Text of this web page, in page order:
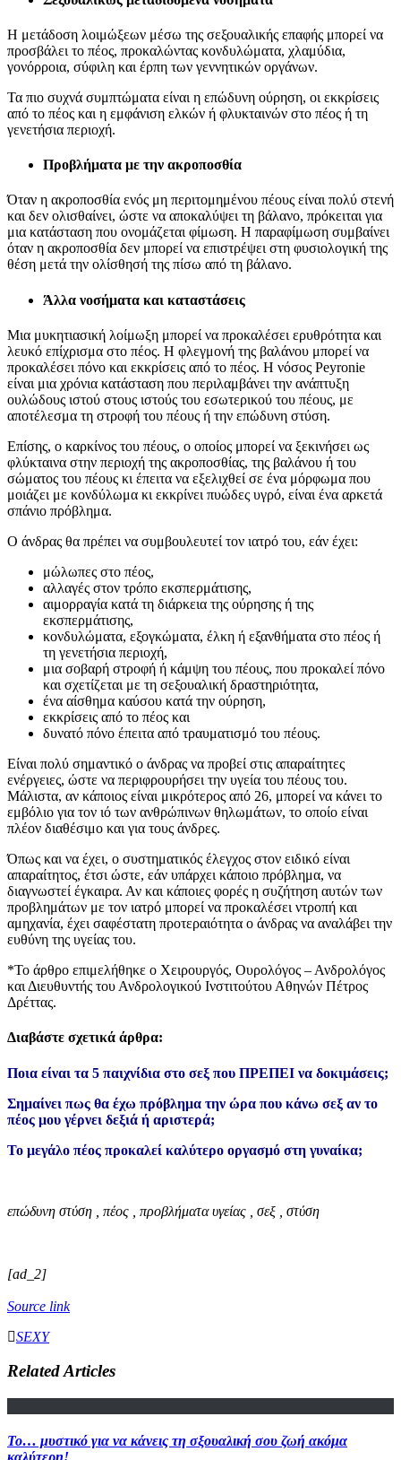
Η μετάδοση λοιμώξεων μέσω της σεξουαλικής επαφής μπορεί να
προσβάλει το πέος, προκαλώντας κονδυλώματα, χλαμύδια,
γονόρροια, σύφιλη και έρπη των γεννητικών οργάνων.
Τα πιο συχνά συμπτώματα είναι η επώδυνη ούρηση, οι εκκρίσεις
από το πέος και η εμφάνιση ελκών ή φλυκταινών στο πέος ή τη
γενετήσια περιοχή.
Προβλήματα με την ακροποσθία
Όταν η ακροποσθία ενός μη περιτομημένου πέους είναι πολύ στενή
και δεν ολισθαίνει, ώστε να αποκαλύψει τη βάλανο, πρόκειται για
μια κατάσταση που ονομάζεται φίμωση. Η παραφίμωση συμβαίνει
όταν η ακροποσθία δεν μπορεί να επιστρέψει στη φυσιολογική της
θέση μετά την ολίσθησή της πίσω από τη βάλανο.
Άλλα νοσήματα και καταστάσεις
Μια μυκητιασική λοίμωξη μπορεί να προκαλέσει ερυθρότητα και
λευκό επίχρισμα στο πέος. Η φλεγμονή της βαλάνου μπορεί να
προκαλέσει πόνο και εκκρίσεις από το πέος. Η νόσος Peyronie
είναι μια χρόνια κατάσταση που περιλαμβάνει την ανάπτυξη
ουλώδους ιστού στους ιστούς του εσωτερικού του πέους, με
αποτέλεσμα τη στροφή του πέους ή την επώδυνη στύση.
Επίσης, ο καρκίνος του πέους, ο οποίος μπορεί να ξεκινήσει ως
φλύκταινα στην περιοχή της ακροποσθίας, της βαλάνου ή του
σώματος του πέους κι έπειτα να εξελιχθεί σε ένα μόρφωμα που
μοιάζει με κονδύλωμα κι εκκρίνει πυώδες υγρό, είναι ένα αρκετά
σπάνιο πρόβλημα.
Ο άνδρας θα πρέπει να συμβουλευτεί τον ιατρό του, εάν έχει:
μώλωπες στο πέος,
αλλαγές στον τρόπο εκσπερμάτισης,
αιμορραγία κατά τη διάρκεια της ούρησης ή της
εκσπερμάτισης,
κονδυλώματα, εξογκώματα, έλκη ή εξανθήματα στο πέος ή
τη γενετήσια περιοχή,
μια σοβαρή στροφή ή κάμψη του πέους, που προκαλεί πόνο
και σχετίζεται με τη σεξουαλική δραστηριότητα,
ένα αίσθημα καύσου κατά την ούρηση,
εκκρίσεις από το πέος και
δυνατό πόνο έπειτα από τραυματισμό του πέους.
Είναι πολύ σημαντικό ο άνδρας να προβεί στις απαραίτητες
ενέργειες, ώστε να περιφρουρήσει την υγεία του πέους του.
Μάλιστα, αν κάποιος είναι μικρότερος από 26, μπορεί να κάνει το
εμβόλιο για τον ιό των ανθρώπινων θηλωμάτων, το οποίο είναι
πλέον διαθέσιμο και για τους άνδρες.
Όπως και να έχει, ο συστηματικός έλεγχος στον ειδικό είναι
απαραίτητος, έτσι ώστε, εάν υπάρχει κάποιο πρόβλημα, να
διαγνωστεί έγκαιρα. Αν και κάποιες φορές η συζήτηση αυτών των
προβλημάτων με τον ιατρό μπορεί να προκαλέσει ντροπή και
αμηχανία, έχει σαφέστατη προτεραιότητα ο άνδρας να αναλάβει την
ευθύνη της υγείας του.
*Το άρθρο επιμελήθηκε ο Χειρουργός, Ουρολόγος – Ανδρολόγος
και Διευθυντής του Ανδρολογικού Ινστιτούτου Αθηνών Πέτρος
Δρέττας.
Διαβάστε σχετικά άρθρα:
Ποια είναι τα 5 παιχνίδια στο σεξ που ΠΡΕΠΕΙ να δοκιμάσεις;
Σημαίνει πως θα έχω πρόβλημα την ώρα που κάνω σεξ αν το
πέος μου γέρνει δεξιά ή αριστερά;
Το μεγάλο πέος προκαλεί καλύτερο οργασμό στη γυναίκα;
επώδυνη στύση , πέος , προβλήματα υγείας , σεξ , στύση
[ad_2]
Source link
SEXY
Related Articles
Το… μυστικό για να κάνεις τη σξουαλική σου ζωή ακόμα